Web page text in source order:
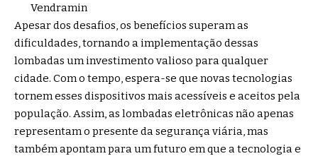
Vendramin
Apesar dos desafios, os benefícios superam as
dificuldades, tornando a implementação dessas
lombadas um investimento valioso para qualquer
cidade. Com o tempo, espera-se que novas tecnologias
tornem esses dispositivos mais acessíveis e aceitos pela
população. Assim, as lombadas eletrônicas não apenas
representam o presente da segurança viária, mas
também apontam para um futuro em que a tecnologia e